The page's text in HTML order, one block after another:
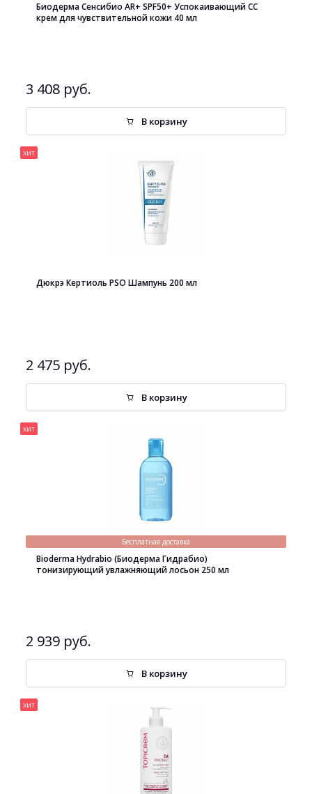
Биодерма Сенсибио AR+ SPF50+ Успокаивающий СС
крем для чувствительной кожи 40 мл
3 408 руб.
В корзину
хит
Дюкрэ Кертиоль PSO Шампунь 200 мл
2 475 руб.
В корзину
хит
Бесплатная доставка
Bioderma Hydrabio (Биодерма Гидрабио)
тонизирующий увлажняющий лосьон 250 мл
2 939 руб.
В корзину
хит